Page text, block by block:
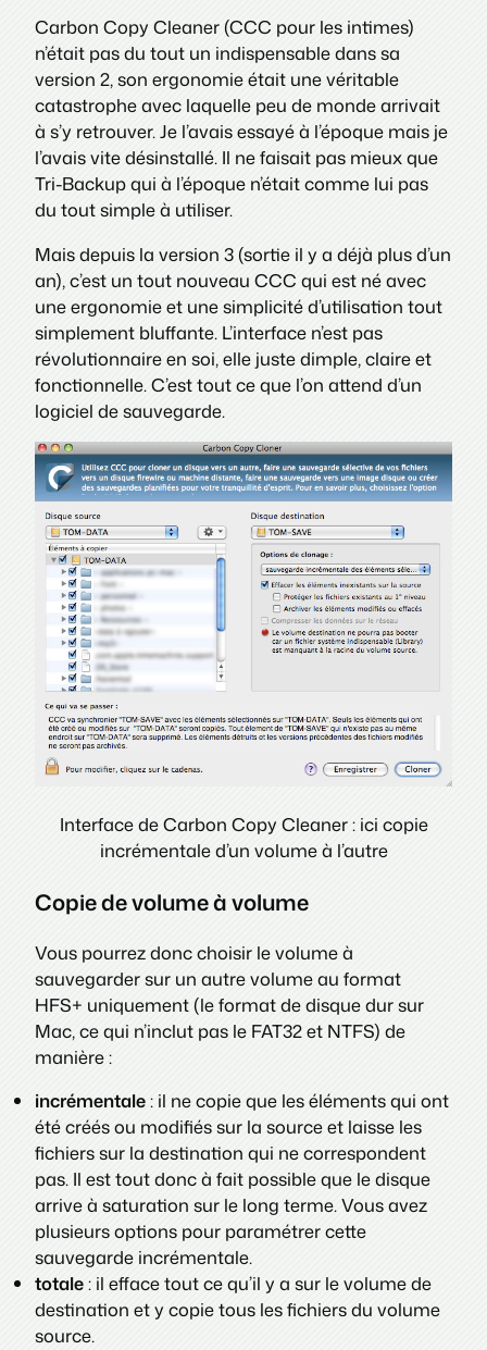
Carbon Copy Cleaner (CCC pour les intimes)
n’était pas du tout un indispensable dans sa
version 2, son ergonomie était une véritable
catastrophe avec laquelle peu de monde arrivait
à s’y retrouver. Je l’avais essayé à l’époque mais je
l’avais vite désinstallé. Il ne faisait pas mieux que
Tri-Backup qui à l’époque n’était comme lui pas
du tout simple à utiliser.
Mais depuis la version 3 (sortie il y a déjà plus d’un
an), c’est un tout nouveau CCC qui est né avec
une ergonomie et une simplicité d’utilisation tout
simplement bluffante. L’interface n’est pas
révolutionnaire en soi, elle juste dimple, claire et
fonctionnelle. C’est tout ce que l’on attend d’un
logiciel de sauvegarde.
Interface de Carbon Copy Cleaner : ici copie
incrémentale d’un volume à l’autre
Copie de volume à volume
Vous pourrez donc choisir le volume à
sauvegarder sur un autre volume au format
HFS+ uniquement (le format de disque dur sur
Mac, ce qui n’inclut pas le FAT32 et NTFS) de
manière :
incrémentale: il ne copie que les éléments qui ont
été créés ou modifiés sur la source et laisse les
fichiers sur la destination qui ne correspondent
pas. Il est tout donc à fait possible que le disque
arrive à saturation sur le long terme. Vous avez
plusieurs options pour paramétrer cette
sauvegarde incrémentale.
totale: il efface tout ce qu’il y a sur le volume de
destination et y copie tous les fichiers du volume
source.